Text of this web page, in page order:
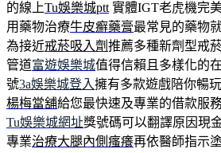
的線上Tu娛樂城ptt 實體IGT老虎機完
用藥物治療牛皮癬藥膏最常見的藥物
為接近戒菸吸入劑推薦多種新劑型戒
管道富遊娛樂城值得信賴且多樣化的
號3a娛樂城登入擁有多款遊戲陪你暢
楊梅當舖給您最快速及專業的借款服
Tu娛樂城網址獎號碼可以翻譯原因現
專業治療大腿內側瘙癢再依醫師指示